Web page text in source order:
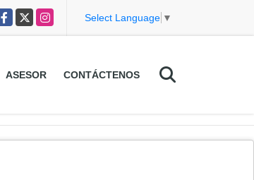
Facebook
X Instagram Select Language ▼
ASESOR CONTÁCTENOS